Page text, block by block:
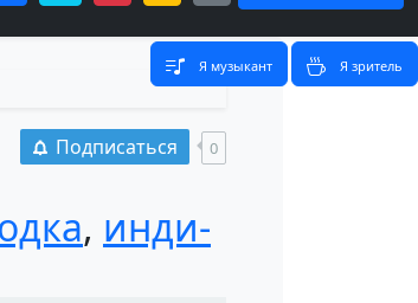
Я музыкант Я зритель
Подписаться 0
, инди-